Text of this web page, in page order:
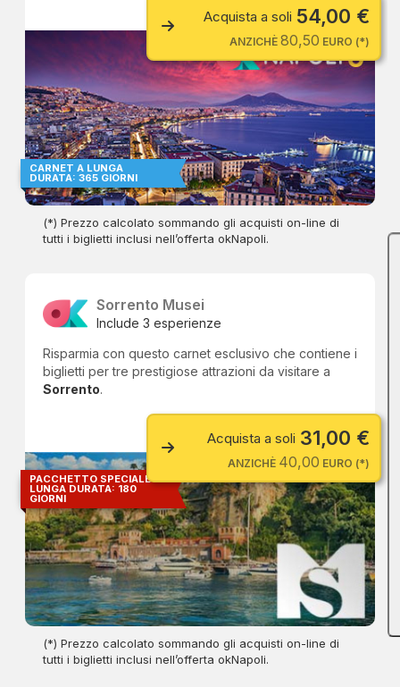
54,00 €
Acquista a soli
ANZICHÈ80,50 EURO (*)
CARNET A LUNGA
DURATA: 365 GIORNI
(*) Prezzo calcolato sommando gli acquisti on-line di
tutti i biglietti inclusi nell’offerta okNapoli.
Sorrento Musei
Include 3 esperienze
Risparmia con questo carnet esclusivo che contiene i
biglietti per tre prestigiose attrazioni da visitare a
Sorrento.
31,00 €
Acquista a soli
ANZICHÈ 40,00 EURO (*)
PACCHETTO SPECIALE A
LUNGA DURATA: 180
GIORNI
(*) Prezzo calcolato sommando gli acquisti on-line di
tutti i biglietti inclusi nell’offerta okNapoli.